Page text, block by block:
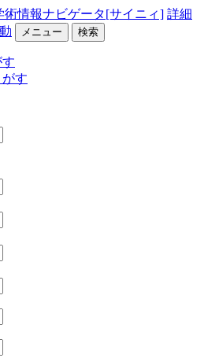
情報ナビゲータ[サイニィ] 詳細
メニュー 検索
す